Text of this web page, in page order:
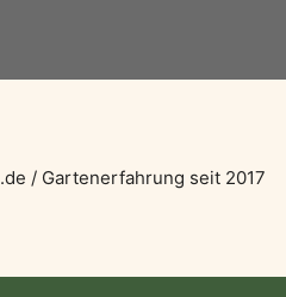
/ Gartenerfahrung seit 2017